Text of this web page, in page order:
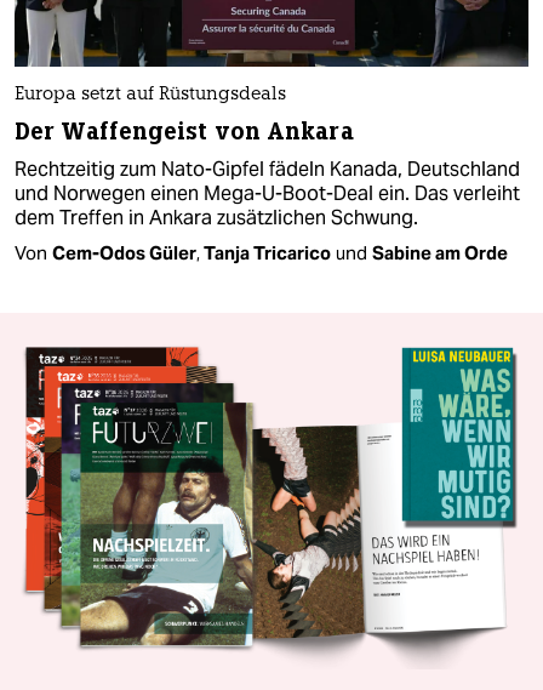
Europa setzt auf Rüstungsdeals
Der Waffengeist von Ankara
Rechtzeitig zum Nato-Gipfel fädeln Kanada, Deutschland
und Norwegen einen Mega-U-Boot-Deal ein. Das verleiht
dem Treffen in Ankara zusätzlichen Schwung.
Von Cem-Odos Güler,Tanja Tricarico und Sabine am Orde